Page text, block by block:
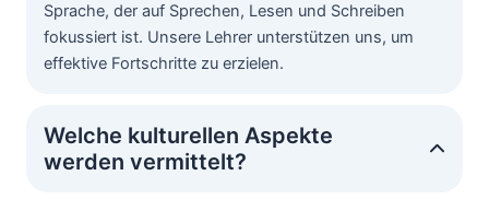
Sprache, der auf Sprechen, Lesen und Schreiben
fokussiert ist. Unsere Lehrer unterstützen uns, um
effektive Fortschritte zu erzielen.
Welche kulturellen Aspekte
werden vermittelt?